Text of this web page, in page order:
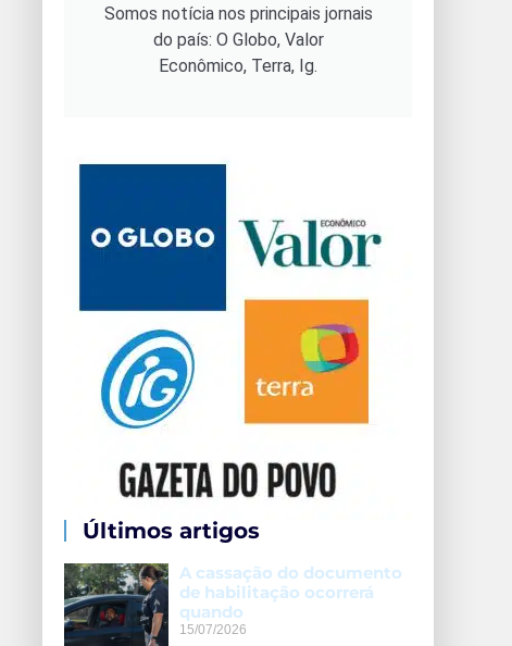
Somos notícia nos principais jornais
do país: O Globo, Valor
Econômico, Terra, Ig.
Últimos artigos
A cassação do documento
de habilitação ocorrerá
quando
15/07/2026